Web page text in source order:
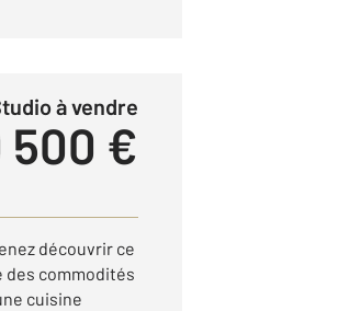
à vendre
500 €
découvrir ce
des commodités
cuisine